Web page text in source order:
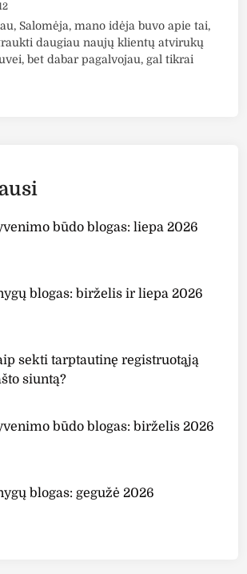
Salomėja, mano idėja buvo apie tai,
daugiau naujų klientų atvirukų
bet dabar pagalvojau, gal tikrai
būdo blogas: liepa 2026
blogas: birželis ir liepa 2026
sekti tarptautinę registruotąją
siuntą?
būdo blogas: birželis 2026
blogas: gegužė 2026